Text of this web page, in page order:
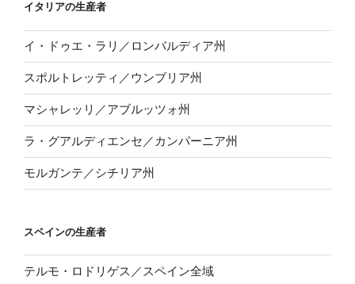
イタリアの生産者
イ・ドゥエ・ラリ／ロンバルディア州
スポルトレッティ／ウンブリア州
マシャレッリ／アブルッツォ州
ラ・グアルディエンセ／カンパーニア州
モルガンテ／シチリア州
スペインの生産者
テルモ・ロドリゲス／スペイン全域